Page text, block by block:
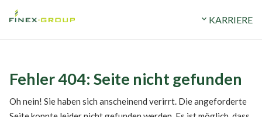
STANDORTE expand_more KARRIERE
Fehler 404: Seite nicht gefunden
Oh nein! Sie haben sich anscheinend verirrt. Die angeforderte